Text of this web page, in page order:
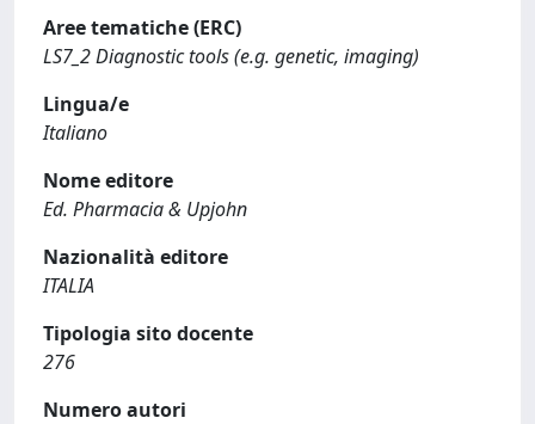
Aree tematiche (ERC)
LS7_2 Diagnostic tools (e.g. genetic, imaging)
Lingua/e
Italiano
Nome editore
Ed. Pharmacia & Upjohn
Nazionalità editore
ITALIA
Tipologia sito docente
276
Numero autori